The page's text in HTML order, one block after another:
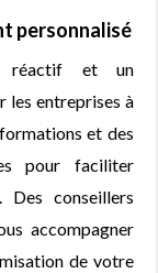
personnalisé
réactif et un
les entreprises à
et des
pour faciliter
conseillers
accompagner
de votre